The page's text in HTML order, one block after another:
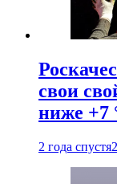
свои
ниже +7
2 года спустя